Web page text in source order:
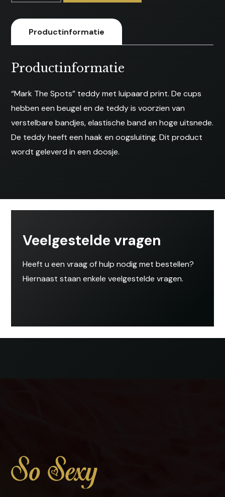
-
Bandjes
Productinformatie
Productinformatie
“Mark The Spots” teddy met luipaard print. De cups
hebben een beugel en de teddy is voorzien van
verstelbare bandjes, elastische band en hoge uitsnede.
De teddy heeft een haak en oogsluiting. Dit product
wordt geleverd in een doosje.
Veelgestelde vragen
Heeft u een vraag of hulp nodig met bestellen?
Hiernaast staan enkele veelgestelde vragen.